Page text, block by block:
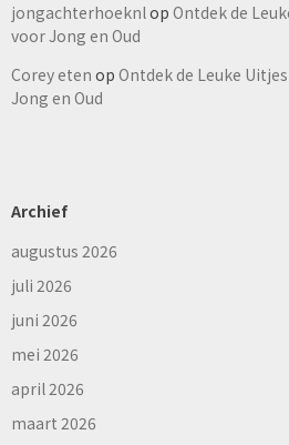
jongachterhoeknlop Ontdek de
voor Jong en Oud
Corey eten op Ontdek de Leuke
Jong en Oud
Archief
augustus 2026
juli 2026
juni 2026
mei 2026
april 2026
maart 2026